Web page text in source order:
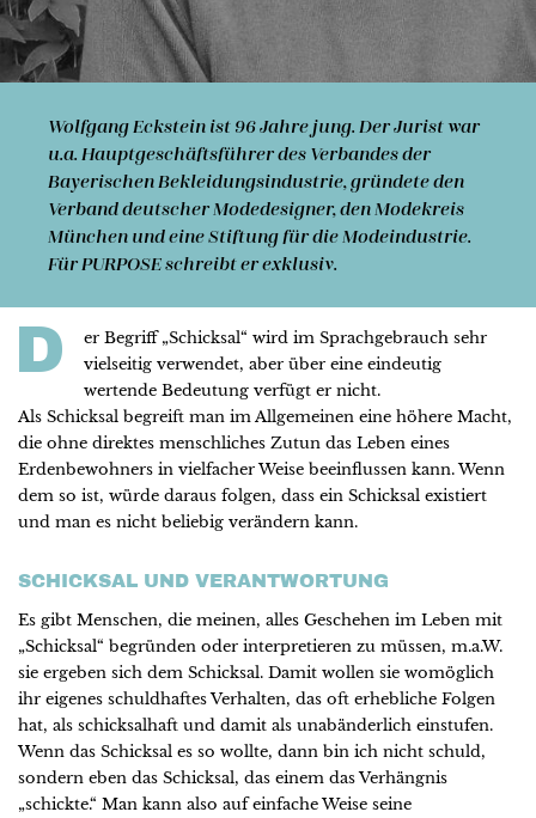
Wolfgang Eckstein ist 96 Jahre jung. Der Jurist war
u.a. Hauptgeschäftsführer des Verbandes der
Bayerischen Bekleidungsindustrie, gründete den
Verband deut­scher Mo­de­desig­ner, den Mo­de­kreis
München und eine Stif­tung für die Modeindustrie.
Für PURPOSE schreibt er exklusiv.
D
er Begriff „Schicksal“ wird im Sprachgebrauch sehr
vielseitig verwendet, aber über eine eindeutig
wertende Bedeutung verfügt er nicht.
Als Schicksal begreift man im Allgemeinen eine höhere Macht,
die ohne direktes menschliches Zutun das Leben eines
Erdenbewohners in vielfacher Weise beeinflussen kann. Wenn
dem so ist, würde daraus folgen, dass ein Schicksal existiert
und man es nicht beliebig verändern kann.
SCHICKSAL UND VERANTWORTUNG
Es gibt Menschen, die meinen, alles Geschehen im Leben mit
„Schicksal“ begründen oder interpretieren zu müssen, m.a.W.
sie ergeben sich dem Schicksal. Damit wollen sie womöglich
ihr eigenes schuldhaftes Verhalten, das oft erhebliche Folgen
hat, als schicksalhaft und damit als unabänderlich einstufen.
Wenn das Schicksal es so wollte, dann bin ich nicht schuld,
sondern eben das Schicksal, das einem das Verhängnis
„schickte.“ Man kann also auf einfache Weise seine